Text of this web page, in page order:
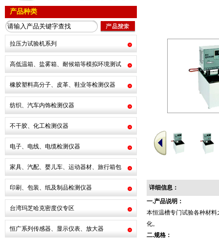
产品种类
拉压力试验机系列
高低温箱、盐雾箱、耐候箱等模拟环境测试
橡胶塑料高分子、皮革、鞋业等检测仪器
纺织、汽车内饰检测仪器
不干胶、化工检测仪器
电子、电线、电缆检测仪器
家具、汽配、婴儿车、运动器材、旅行箱包
印刷、包装、纸及制品检测仪器
台湾玛芝哈克密度仪专区
恒广系列传感器、显示仪表、放大器
详细信息：
一.产品说明：
本恒温槽专门试验各种材
化。
二.规格：